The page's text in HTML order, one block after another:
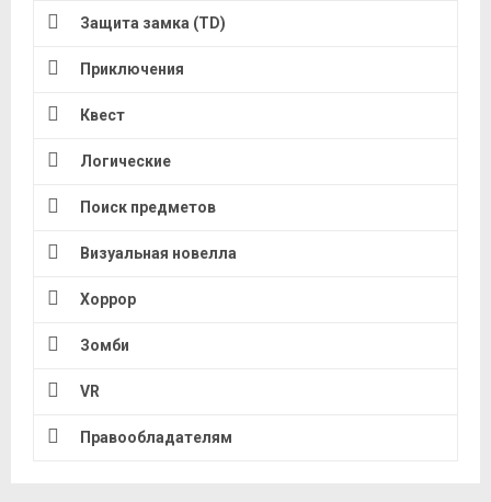
Защита замка (TD)
Приключения
Квест
Логические
Поиск предметов
Визуальная новелла
Хоррор
Зомби
VR
Правообладателям